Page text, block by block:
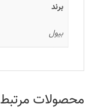
برند
بیول
محصولات مرتبط